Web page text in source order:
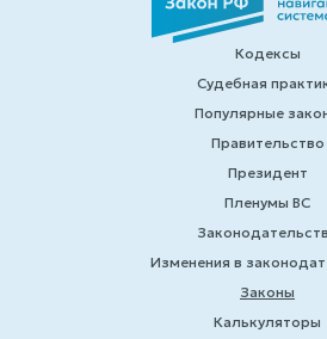
Кодексы
Судебная
Популярные
Правительство
Президент
Пленумы ВС
Изменения в
Законы
Калькуляторы